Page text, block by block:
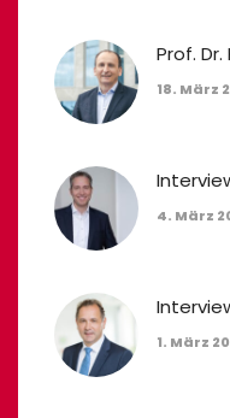
Prof.
18. März
4. März
1. März